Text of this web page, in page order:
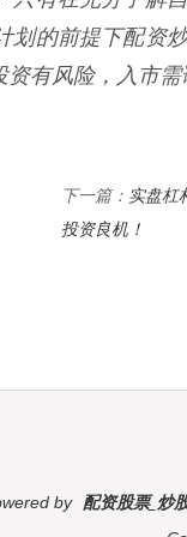
划的前提下配资
有风险，入市需
下一篇： 实盘杠
投资良机！
by 配资股票_炒